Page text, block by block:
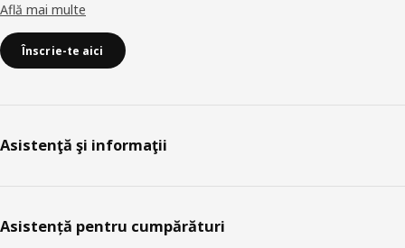
Află mai multe
Înscrie-te aici
Asistenţă şi informaţii
Asistență pentru cumpărături